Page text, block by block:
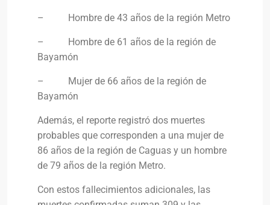
– Hombre de 43 años de la región Metro
– Hombre de 61 años de la región de
Bayamón
– Mujer de 66 años de la región de
Bayamón
Además, el reporte registró dos muertes
probables que corresponden a una mujer de
86 años de la región de Caguas y un hombre
de 79 años de la región Metro.
Con estos fallecimientos adicionales, las